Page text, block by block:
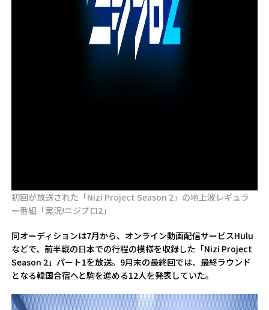
初回が放送された「Nizi Project Season 2」の地上波レギュラ
ー番組「実況!ニジプロ2」
同オーディションは7月から、オンライン動画配信サービスHulu
などで、前半戦の日本での行程の模様を収録した「Nizi Project
Season 2」パート1を放送。9月末の最終回では、最終ラウンド
となる韓国合宿へと駒を進める12人を発表していた。